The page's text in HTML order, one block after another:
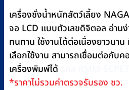
เครื่องชั่งน้ำหนักสัตว์เลี้ยง
จอ LCD แบบตัวเลขดิจิตอล อ่าน
ทนทาน ใช้งานได้ต่อเนื่องยาวนา
เลือกใช้งาน สามารถเชื่อมต่อกับ
เครื่องพิมพ์ได้
*ราคาไม่รวมค่าตรวจรับรอง ชว.